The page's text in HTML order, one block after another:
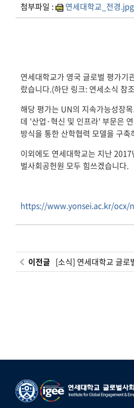
첨부파일 :
연세대학교_전경
연세대학교가 영국 글로벌 평가
랐습니다.(하단 링크: 연세소식 참
해당 평가는 UN의 지속가능성장
데 '산업·혁신 및 인프라' 부문은
방식을 통한 산학협력 모델을 구
이외에도 연세대학교는 지난
벌사회공헌원 모두 힘쓰겠습니다.
https://www.yonsei.ac.kr/ocx/
이전글 [소식] 연세대학교 글로